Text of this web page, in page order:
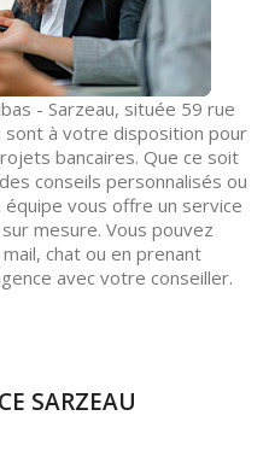
- Sarzeau, située 59 rue
sont à votre disposition pour
bancaires. Que ce soit
conseils personnalisés ou
vous offre un service
mesure. Vous pouvez
chat ou en prenant
avec votre conseiller.
SARZEAU